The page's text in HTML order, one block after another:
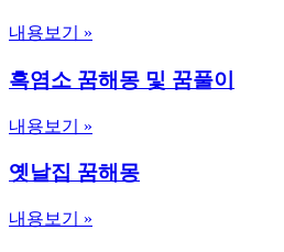
내용보기 »
흑염소 꿈해몽 및 꿈풀이
내용보기 »
옛날집 꿈해몽
내용보기 »